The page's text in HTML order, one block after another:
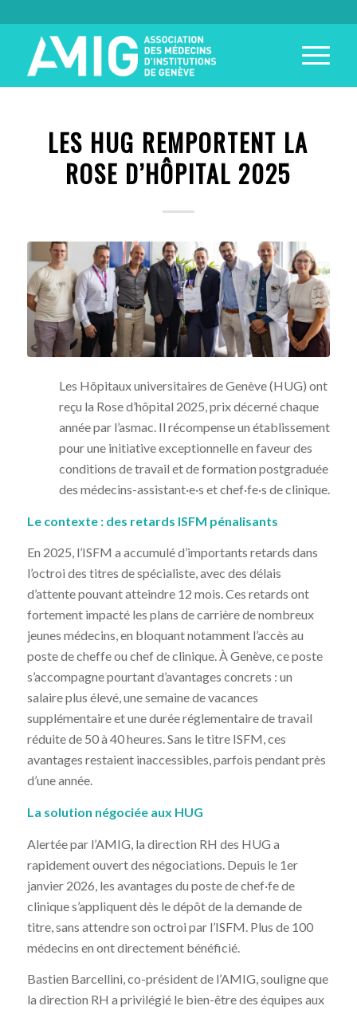
LES HUG REMPORTENT LA
ROSE D’HÔPITAL 2025
Les Hôpitaux universitaires de Genève (HUG) ont
reçu la Rose d’hôpital 2025, prix décerné chaque
année par l’asmac. Il récompense un établissement
pour une initiative exceptionnelle en faveur des
conditions de travail et de formation postgraduée
des médecins-assistant·e·s et chef·fe·s de clinique.
Le contexte : des retards ISFM pénalisants
En 2025, l’ISFM a accumulé d’importants retards dans
l’octroi des titres de spécialiste, avec des délais
d’attente pouvant atteindre 12 mois. Ces retards ont
fortement impacté les plans de carrière de nombreux
jeunes médecins, en bloquant notamment l’accès au
poste de cheffe ou chef de clinique. À Genève, ce poste
s’accompagne pourtant d’avantages concrets : un
salaire plus élevé, une semaine de vacances
supplémentaire et une durée réglementaire de travail
réduite de 50 à 40 heures. Sans le titre ISFM, ces
avantages restaient inaccessibles, parfois pendant près
d’une année.
La solution négociée aux HUG
Alertée par l’AMIG, la direction RH des HUG a
rapidement ouvert des négociations. Depuis le 1er
janvier 2026, les avantages du poste de chef·fe de
clinique s’appliquent dès le dépôt de la demande de
titre, sans attendre son octroi par l’ISFM. Plus de 100
médecins en ont directement bénéficié.
Bastien Barcellini, co-président de l’AMIG, souligne que
la direction RH a privilégié le bien-être des équipes aux